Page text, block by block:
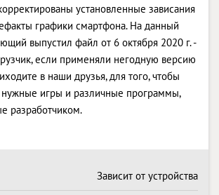
установленные зависания
графики смартфона. На данный
выпустил файл от 6 октября 2020 г. -
если применяли негодную версию
в наши друзья, для того, чтобы
нужные игры и различные программы,
разработчиком.
Зависит от устройства